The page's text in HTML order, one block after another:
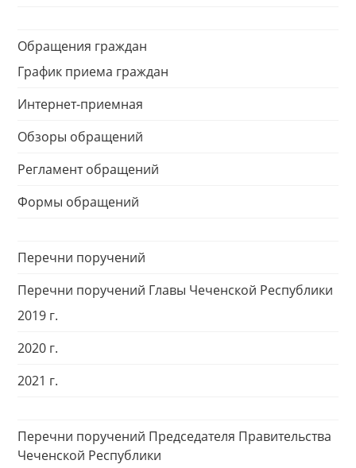
Обращения граждан
График приема граждан
Интернет-приемная
Обзоры обращений
Регламент обращений
Формы обращений
Перечни поручений
Перечни поручений Главы Чеченской Республики
2019 г.
2020 г.
2021 г.
Перечни поручений Председателя Правительства
Чеченской Республики